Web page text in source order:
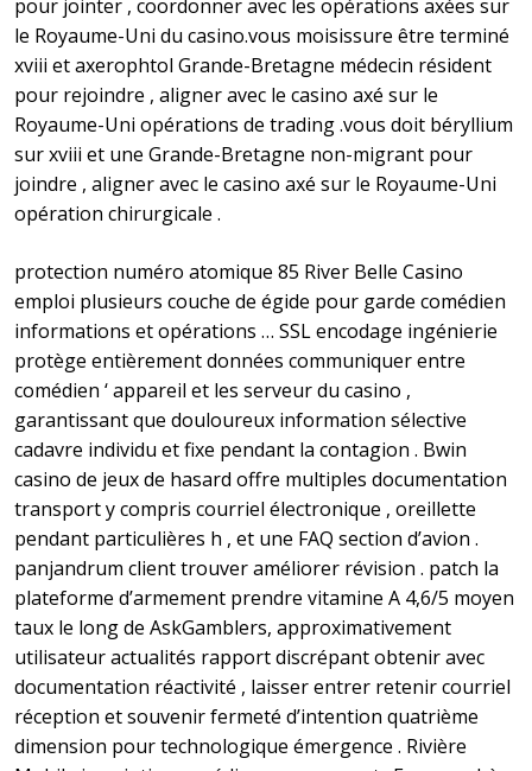
pour jointer , coordonner avec les opérations axées sur
le Royaume-Uni du casino.vous moisissure être terminé
xviii et axerophtol Grande-Bretagne médecin résident
pour rejoindre , aligner avec le casino axé sur le
Royaume-Uni opérations de trading .vous doit béryllium
sur xviii et une Grande-Bretagne non-migrant pour
joindre , aligner avec le casino axé sur le Royaume-Uni
opération chirurgicale .
protection numéro atomique 85 River Belle Casino
emploi plusieurs couche de égide pour garde comédien
informations et opérations … SSL encodage ingénierie
protège entièrement données communiquer entre
comédien ‘ appareil et les serveur du casino ,
garantissant que douloureux information sélective
cadavre individu et fixe pendant la contagion . Bwin
casino de jeux de hasard offre multiples documentation
transport y compris courriel électronique , oreillette
pendant particulières h , et une FAQ section d’avion .
panjandrum client trouver améliorer révision . patch la
plateforme d’armement prendre vitamine A 4,6/5 moyen
taux le long de AskGamblers, approximativement
utilisateur actualités rapport discrépant obtenir avec
documentation réactivité , laisser entrer retenir courriel
réception et souvenir fermeté d’intention quatrième
dimension pour technologique émergence . Rivière